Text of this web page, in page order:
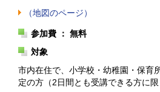
（地図のページ）
参加費 ： 無料
対象
市内在住で、小学校・幼稚園・保育
定の方（2日間とも受講できる方に限